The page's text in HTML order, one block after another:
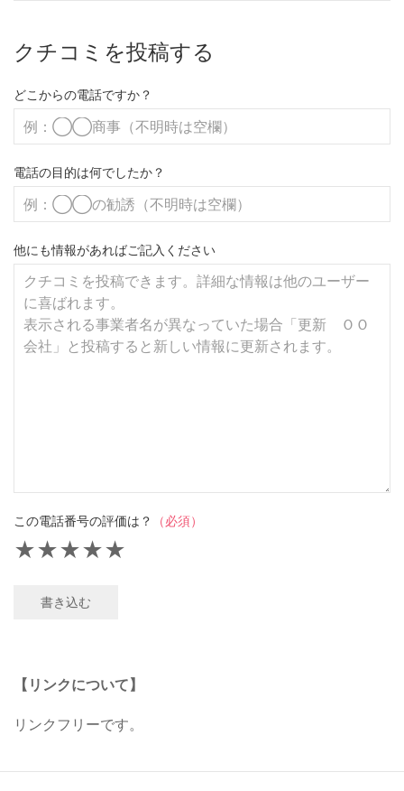
クチコミを投稿する
どこからの電話ですか？
電話の目的は何でしたか？
他にも情報があればご記入ください
この電話番号の評価は？ （必須）
★
★
★
★
★
書き込む
【リンクについて】
リンクフリーです。